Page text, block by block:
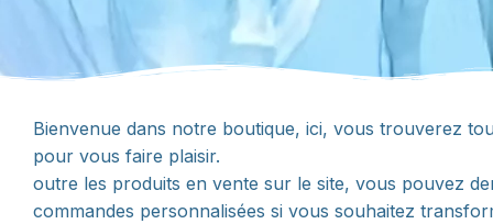
Bienvenue dans notre boutique, ici, vous trouverez
pour vous faire plaisir.
outre les produits en vente sur le site, vous pouvez
commandes personnalisées si vous souhaitez